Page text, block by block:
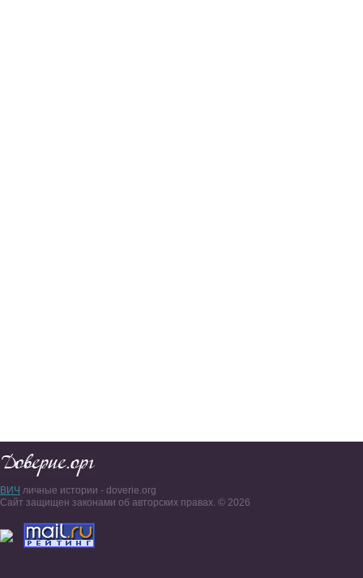
ВИЧ личные истории - doverie.org
Сайт защищен законами об авторских правах. © 2026